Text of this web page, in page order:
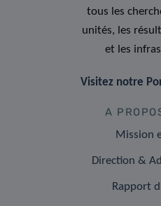
tous les
unités, les
et les
Visitez notre
A
Mission
Direction &
Rapport